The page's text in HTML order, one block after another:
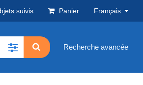
suivis Panier Français
Recherche avancée